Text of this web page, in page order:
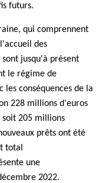
futurs.
qui comprennent
des
jusqu'à présent
le régime de
conséquences de la
228 millions d'euros
soit 205 millions
prêts ont été
total
une
2022.